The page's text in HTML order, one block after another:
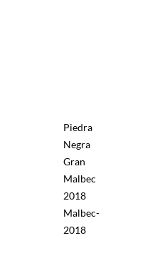
Piedra
Negra
Gran
Malbec
2018
Malbec-
2018